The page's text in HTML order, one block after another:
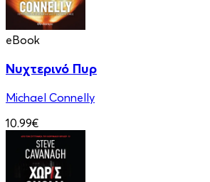
eBook
Νυχτερινό Πυρ
Michael Connelly
10.99€